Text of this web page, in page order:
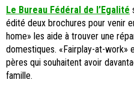
Le Bureau Fédéral de l’Egalité
édité deux brochures pour venir
home» les aide à trouver une
domestiques. «Fairplay-at-
pères qui souhaitent avoir
famille.